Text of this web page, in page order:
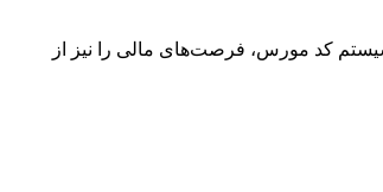
سیستم کد مورس، فرصت‌های مالی را نیز از